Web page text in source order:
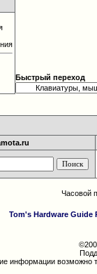
Быстрый переход
Часовой
Tom's Hardware Guide
информации возможно